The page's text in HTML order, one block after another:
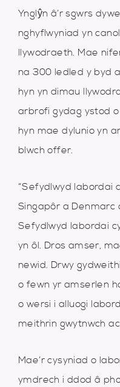
Ynglŷn â’r sgwrs
nghyflwyniad yn
llywodraeth. Mae
na 300 ledled y byd
hyn yn dimau
arbrofi gydag ystod
hyn mae dylunio yn
blwch offer.
“Sefydlwyd labordai
Singapôr a Denmarc
Sefydlwyd labordai
yn ôl. Dros amser,
newid. Drwy
o fewn yr amserlen
o wersi i alluogi
meithrin gwytnwch
Mae’r cysyniad o
ymdrech i ddod â